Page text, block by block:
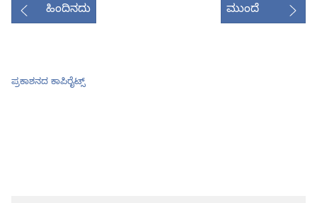
ಹಿಂದಿನದು ಮುಂದೆ
ಪ್ರಕಾಶನದ ಕಾಪಿರೈಟ್ಸ್‌